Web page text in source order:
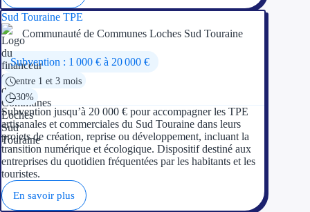
Sud Touraine TPE
Communauté de Communes Loches Sud Touraine
Subvention : 1 000 € à 20 000 €
entre 1 et 3 mois
30%
Subvention jusqu’à 20 000 € pour accompagner les TPE
artisanales et commerciales du Sud Touraine dans leurs
projets de création, reprise ou développement, incluant la
transition numérique et écologique. Dispositif destiné aux
entreprises du quotidien fréquentées par les habitants et les
touristes.
En savoir plus